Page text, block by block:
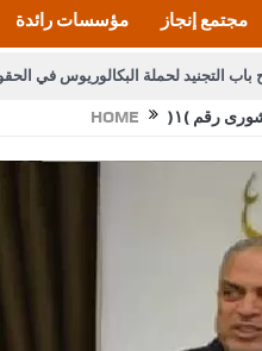
مؤسسات رائدة مجتمع إنجاز
باب التجنيد لحملة البكالوريوس في
ويؤكد حرص مجلس النواب على
الملك يلتقي مجموعة من رفاق السلاح
HOME رقم (١)